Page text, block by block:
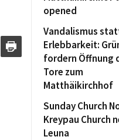
opened
Vandalismus
Erlebbarkeit:
fordern Öffnung
Tore zum
Matthäikirchhof
Sunday Church
Kreypau Church
Leuna